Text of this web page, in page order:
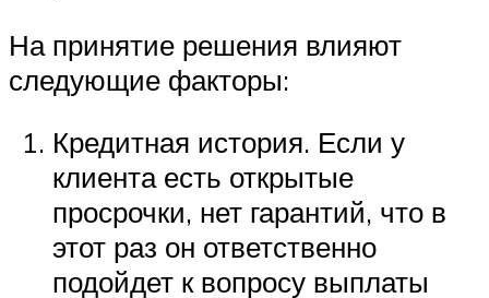
На принятие решения влияют
следующие факторы:
Кредитная история. Если у
клиента есть открытые
просрочки, нет гарантий, что в
этот раз он ответственно
подойдет к вопросу выплаты